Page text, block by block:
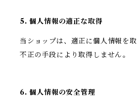
5. 個人情報の適正な取得
当ショップは、適正に個人情報を
不正の手段により取得しません。
6. 個人情報の安全管理